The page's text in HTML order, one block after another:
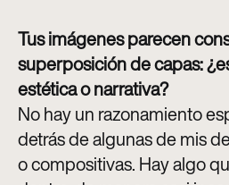
Tus imágenes parecen
superposición de capas:
estética o narrativa?
No hay un razonamiento
detrás de algunas de mis
o compositivas. Hay algo